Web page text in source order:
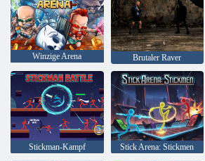
Winzige Arena Brutaler Raver
Stickman-Kampf Stick Arena: Stickmen